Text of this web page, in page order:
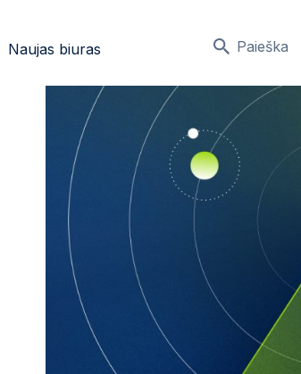
Paieška
Naujas biuras